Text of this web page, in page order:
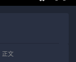
正文